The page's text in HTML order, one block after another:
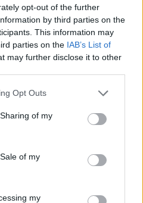
opt-out of the further
by third parties on the
This information may
parties on the IAB’s List of
may further disclose it to other
app uses one or more Google
behaviour. You may click to
and its third-party tags to
purposes in below Google
Opt Outs
of my
of my
my
της Πράγας να έχει
των 100 πύργων», αλλά